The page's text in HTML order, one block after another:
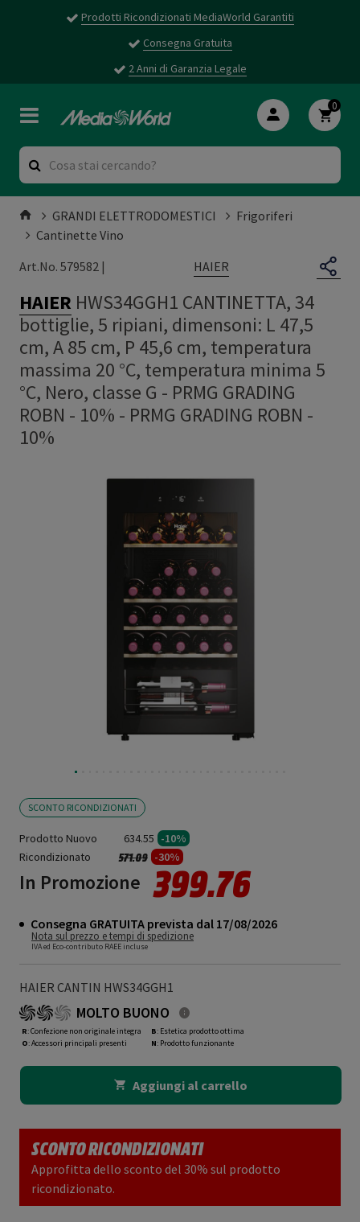
Prodotti Ricondizionati MediaWorld Garantiti
Consegna Gratuita
2 Anni di Garanzia Legale
0
GRANDI ELETTRODOMESTICI
Frigoriferi
Cantinette Vino
Art.No. 579582 |
HAIER
HAIER HWS34GGH1 CANTINETTA, 34
bottiglie, 5 ripiani, dimensoni: L 47,5
cm, A 85 cm, P 45,6 cm, temperatura
massima 20 °C, temperatura minima 5
°C, Nero, classe G - PRMG GRADING
ROBN - 10% - PRMG GRADING ROBN -
10%
SCONTO RICONDIZIONATI
Prodotto Nuovo 634.55 -10%
Ricondizionato
Prezzo ridotto da
571.09a -30%
In Promozione 399.76
Consegna GRATUITA prevista dal 17/08/2026
Nota sul prezzo e tempi di spedizione
IVA ed Eco-contributo RAEE incluse
HAIER CANTIN HWS34GGH1
MOLTO BUONO
R: Confezione non originale integra
O: Accessori principali presenti
B: Estetica prodotto ottima
N: Prodotto funzionante
Aggiungi al carrello
SCONTO RICONDIZIONATI
Approfitta dello sconto del 30% sul prodotto
ricondizionato.